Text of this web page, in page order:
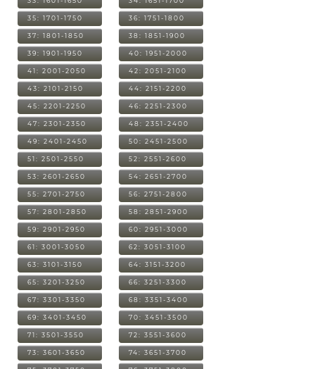
35: 1701-1750 36: 1751-1800
37: 1801-1850 38: 1851-1900
39: 1901-1950 40: 1951-2000
41: 2001-2050 42: 2051-2100
43: 2101-2150 44: 2151-2200
45: 2201-2250 46: 2251-2300
47: 2301-2350 48: 2351-2400
49: 2401-2450 50: 2451-2500
51: 2501-2550 52: 2551-2600
53: 2601-2650 54: 2651-2700
55: 2701-2750 56: 2751-2800
57: 2801-2850 58: 2851-2900
59: 2901-2950 60: 2951-3000
61: 3001-3050 62: 3051-3100
63: 3101-3150 64: 3151-3200
65: 3201-3250 66: 3251-3300
67: 3301-3350 68: 3351-3400
69: 3401-3450 70: 3451-3500
71: 3501-3550 72: 3551-3600
73: 3601-3650 74: 3651-3700